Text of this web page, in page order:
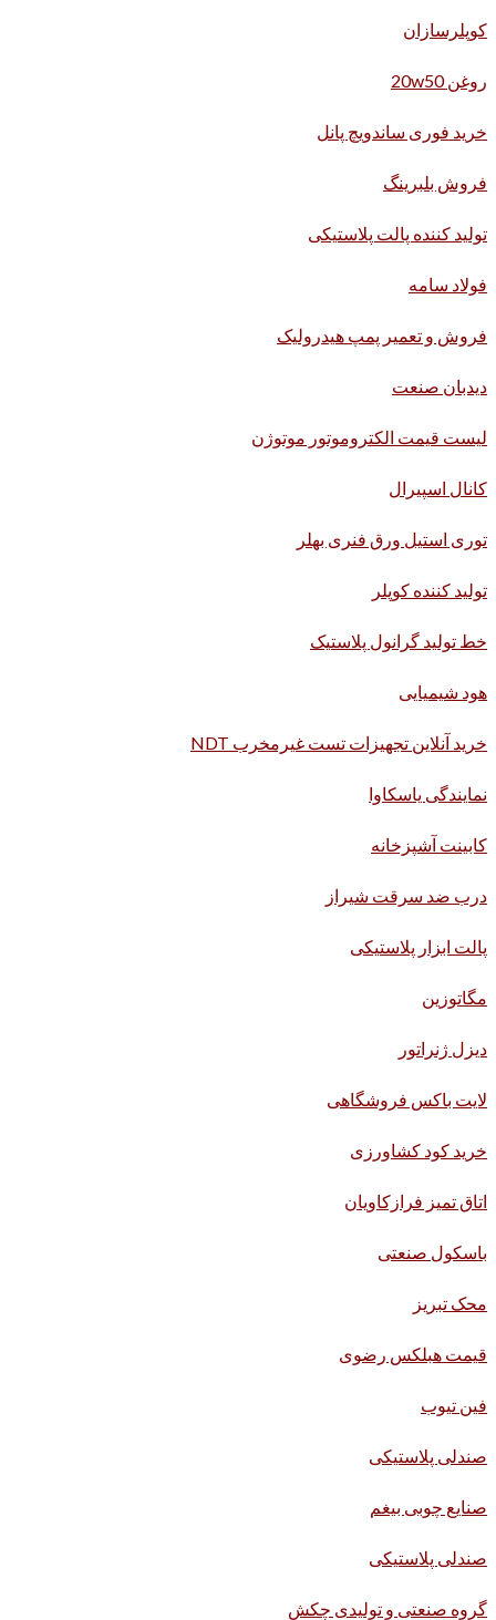
کوپلرسازان
روغن 20w50
خرید فوری ساندویچ پانل
فروش بلبرینگ
تولید کننده پالت پلاستیکی
فولاد سامه
فروش و تعمیر پمپ هیدرولیک
دیدبان صنعت
لیست قیمت الکتروموتور موتوژن
کانال اسپیرال
توری استیل ورق فنری بهلر
تولید کننده کوپلر
خط تولید گرانول پلاستیک
هود شیمیایی
خرید آنلاین تجهیزات تست غیرمخرب NDT
نمایندگی یاسکاوا
کابینت آشپزخانه
درب ضد سرقت شیراز
پالت ابزار پلاستیکی
مگاتوزین
دیزل ژنراتور
لایت باکس فروشگاهی
خرید کود کشاورزی
اتاق تمیز فرازکاویان
باسکول صنعتی
محک تبریز
قیمت هبلکس رضوی
فین تیوب
صندلی پلاستیکی
صنایع چوبی بیغم
صندلی پلاستیکی
گروه صنعتی و تولیدی چکش